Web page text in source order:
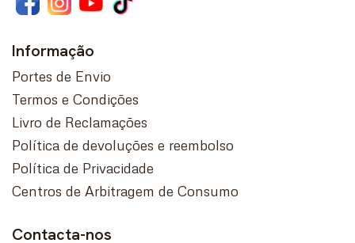
Informação
Portes de Envio
Termos e Condições
Livro de Reclamações
Política de devoluções e reembolso
Política de Privacidade
Centros de Arbitragem de Consumo
Contacta-nos